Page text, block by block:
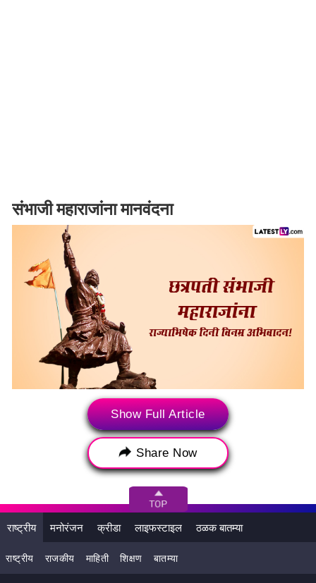
संभाजी महाराजांना मानवंदना
संभाजी महाराज । File Photo
छत्रपती संभाजी महाराजांना
राज्याभिषेक दिनी मानाचा मुजरा!
Show Full Article
Share Now
राष्ट्रीय मनोरंजन क्रीडा लाइफस्टाइल ठळक बातम्या
राष्ट्रीय राजकीय माहिती शिक्षण बातम्या